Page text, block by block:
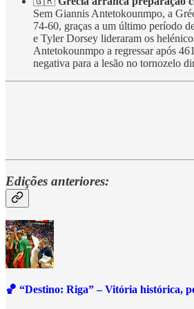
Sem Giannis Antetokounmpo, a
74-60, graças a um último período
e Tyler Dorsey lideraram os
Antetokounmpo a regressar após
negativa para a lesão no tornozelo
Edições anteriores:
🏀 “Destino: Riga” – Vitória histórica,